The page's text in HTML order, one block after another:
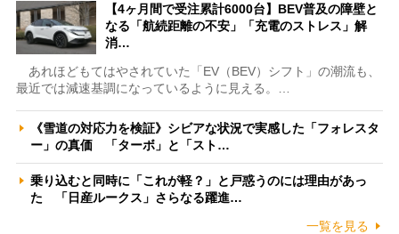
【4ヶ月間で受注累計6000台】BEV普及の障壁と
なる「航続距離の不安」「充電のストレス」解
消…
あれほどもてはやされていた「EV（BEV）シフト」の潮流も、
最近では減速基調になっているように見える。…
《雪道の対応力を検証》シビアな状況で実感した「フォレスタ
ー」の真価 「ターボ」と「スト…
乗り込むと同時に「これが軽？」と戸惑うのには理由があっ
た 「日産ルークス」さらなる躍進…
一覧を見る